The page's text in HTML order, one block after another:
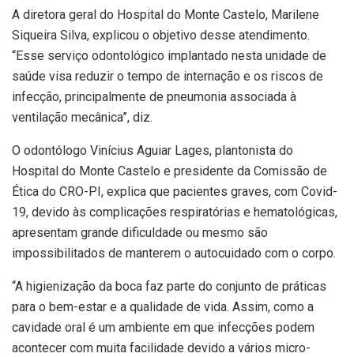
A diretora geral do Hospital do Monte Castelo, Marilene
Siqueira Silva, explicou o objetivo desse atendimento.
“Esse serviço odontológico implantado nesta unidade de
saúde visa reduzir o tempo de internação e os riscos de
infecção, principalmente de pneumonia associada à
ventilação mecânica”, diz.
O odontólogo Vinícius Aguiar Lages, plantonista do
Hospital do Monte Castelo e presidente da Comissão de
Ética do CRO-PI, explica que pacientes graves, com Covid-
19, devido às complicações respiratórias e hematológicas,
apresentam grande dificuldade ou mesmo são
impossibilitados de manterem o autocuidado com o corpo.
“A higienização da boca faz parte do conjunto de práticas
para o bem-estar e a qualidade de vida. Assim, como a
cavidade oral é um ambiente em que infecções podem
acontecer com muita facilidade devido a vários micro-